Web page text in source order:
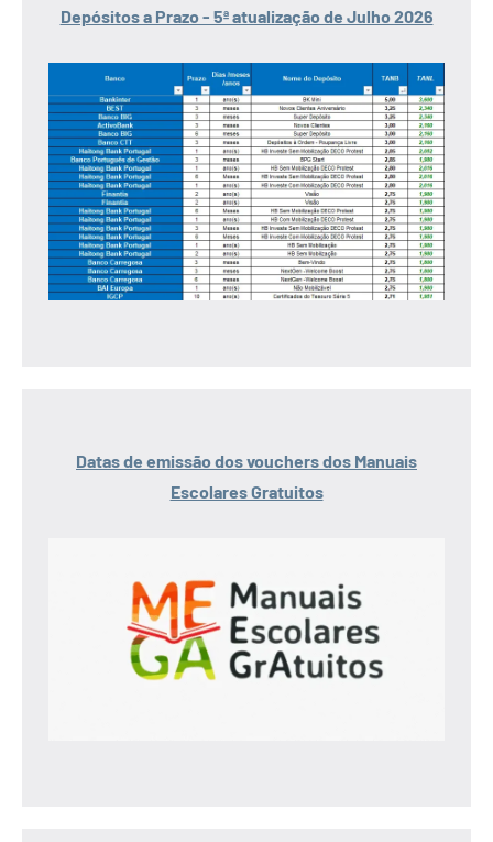
Depósitos a Prazo - 5ª atualização de Julho 2026
Datas de emissão dos vouchers dos Manuais
Escolares Gratuitos